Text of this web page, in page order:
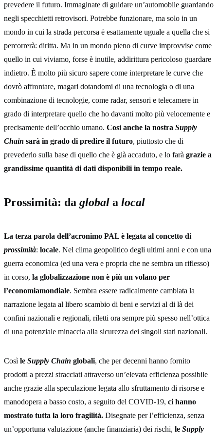
prevedere il futuro. Immaginate di guidare un’automobile guardando
negli specchietti retrovisori. Potrebbe funzionare, ma solo in un
mondo in cui la strada percorsa è esattamente uguale a quella che si
percorrerà: diritta. Ma in un mondo pieno di curve improvvise come
quello in cui viviamo, forse è inutile, addirittura pericoloso guardare
indietro. È molto più sicuro sapere come interpretare le curve che
dovrò affrontare, magari dotandomi di una tecnologia o di una
combinazione di tecnologie, come radar, sensori e telecamere in
grado di interpretare quello che ho davanti molto più velocemente e
precisamente dell’occhio umano. Così anche la nostra Supply
Chain sarà in grado di predire il futuro, piuttosto che di
prevederlo sulla base di quello che è già accaduto, e lo farà grazie a
grandissime quantità di dati disponibili in tempo reale.
Prossimità: da global a local
La terza parola dell’acronimo PAL è legata al concetto di
prossimità: locale. Nel clima geopolitico degli ultimi anni e con una
guerra economica (ed una vera e propria che ne sembra un riflesso)
in corso, la globalizzazione non è più un volano per
l’economiamondiale. Sembra essere radicalmente cambiata la
narrazione legata al libero scambio di beni e servizi al di là dei
confini nazionali e regionali, riletti ora sempre più spesso nell’ottica
di una potenziale minaccia alla sicurezza dei singoli stati nazionali.
Così le Supply Chain globali, che per decenni hanno fornito
prodotti a prezzi stracciati attraverso un’elevata efficienza possibile
anche grazie alla speculazione legata allo sfruttamento di risorse e
manodopera a basso costo, a seguito del COVID-19, ci hanno
mostrato tutta la loro fragilità. Disegnate per l’efficienza, senza
un’opportuna valutazione (anche finanziaria) dei rischi, le Supply